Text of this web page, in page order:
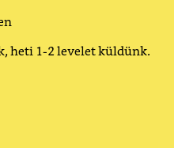
heti 1-2 levelet küldünk.